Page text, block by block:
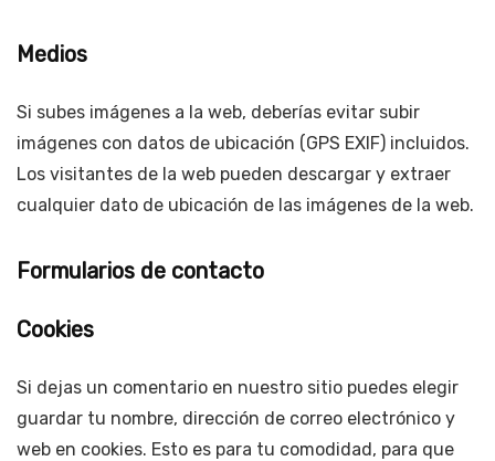
Medios
Si subes imágenes a la web, deberías evitar subir
imágenes con datos de ubicación (GPS EXIF) incluidos.
Los visitantes de la web pueden descargar y extraer
cualquier dato de ubicación de las imágenes de la web.
Formularios de contacto
Cookies
Si dejas un comentario en nuestro sitio puedes elegir
guardar tu nombre, dirección de correo electrónico y
web en cookies. Esto es para tu comodidad, para que